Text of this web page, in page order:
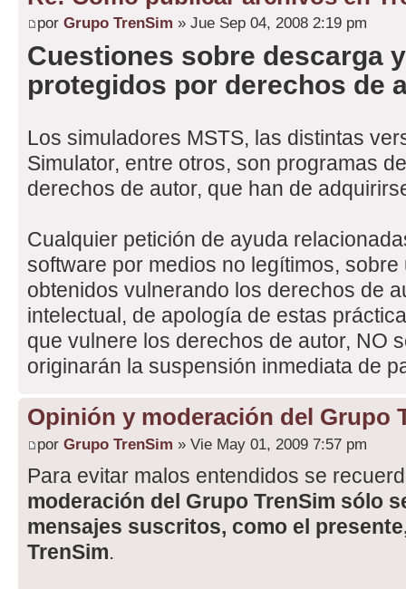
por Grupo TrenSim » Jue Sep 04, 2008 2:19 pm
Cuestiones sobre descarga
protegidos por derechos de
Los simuladores MSTS, las distintas
Simulator, entre otros, son programas
derechos de autor, que han de
Cualquier petición de ayuda
software por medios no legítimos,
obtenidos vulnerando los derechos de
intelectual, de apología de estas
que vulnere los derechos de autor, NO
originarán la suspensión inmediata de
Opinión y moderación del Grupo
por Grupo TrenSim » Vie May 01, 2009 7:57 pm
Para evitar malos entendidos se
moderación del Grupo TrenSim sólo
mensajes suscritos, como el
TrenSim.